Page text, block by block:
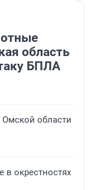
область
БПЛА
области
окрестностях